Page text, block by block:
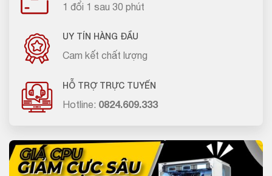
1 đổi 1 sau 30 phút
UY TÍN HÀNG ĐẦU
Cam kết chất lượng
HỖ TRỢ TRỰC TUYẾN
Hotline: 0824.609.333